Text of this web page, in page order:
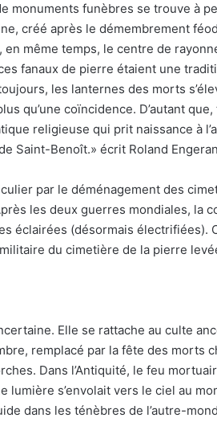
monuments funèbres se trouve à
créé après le démembrement
en même temps, le centre de
fanaux de pierre étaient une
les lanternes des morts
qu’une coïncidence. D’autant
religieuse qui prit naissance à
Saint-Benoît.» écrit Roland
par le déménagement des
les deux guerres mondiales, la
éclairées (désormais électrifiées).
du cimetière de la pierre
Elle se rattache au culte
remplacé par la fête des morts
Dans l’Antiquité, le feu
lumière s’envolait vers le ciel au
dans les ténèbres de l’autre-